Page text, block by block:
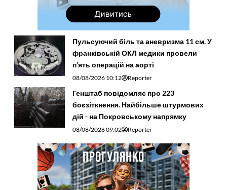
Пульсуючий біль та аневризма 11 см. У
франківській ОКЛ медики провели
п’ять операцій на аорті
08/08/2026 10:12 Reporter
Генштаб повідомляє про 223
боєзіткнення. Найбільше штурмових
дій - на Покровському напрямку
08/08/2026 09:02 Reporter